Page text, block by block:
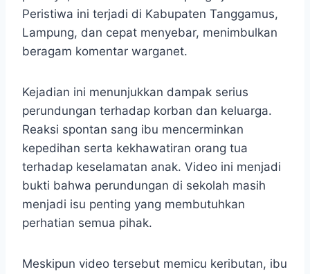
Peristiwa ini terjadi di Kabupaten Tanggamus,
Lampung, dan cepat menyebar, menimbulkan
beragam komentar warganet.
Kejadian ini menunjukkan dampak serius
perundungan terhadap korban dan keluarga.
Reaksi spontan sang ibu mencerminkan
kepedihan serta kekhawatiran orang tua
terhadap keselamatan anak. Video ini menjadi
bukti bahwa perundungan di sekolah masih
menjadi isu penting yang membutuhkan
perhatian semua pihak.
Meskipun video tersebut memicu keributan, ibu